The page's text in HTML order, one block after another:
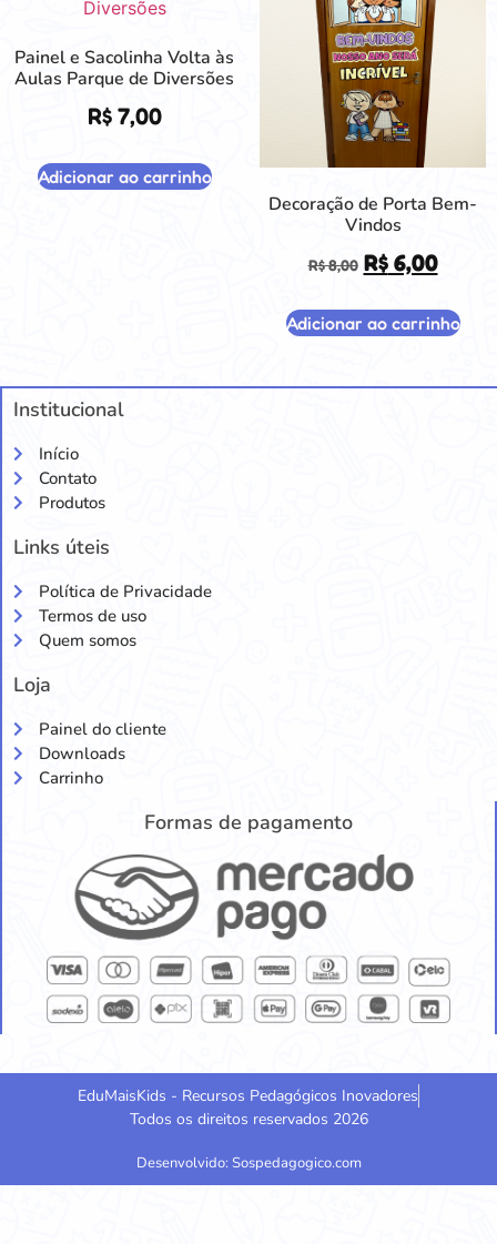
Painel e Sacolinha Volta às
Aulas Parque de Diversões
R$7,00
Adicionar ao carrinho
Decoração de Porta Bem-
Vindos
R$8,00 R$6,00
Adicionar ao carrinho
Institucional
Início
Contato
Produtos
Links úteis
Política de Privacidade
Termos de uso
Quem somos
Loja
Painel do cliente
Downloads
Carrinho
Formas de pagamento
EduMaisKids - Recursos Pedagógicos Inovadores
Todos os direitos reservados 2026
Desenvolvido: Sospedagogico.com